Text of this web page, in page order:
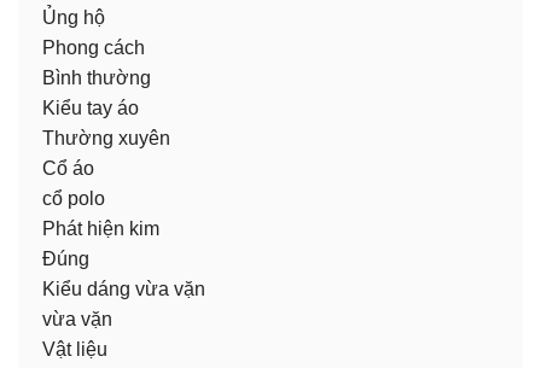
Ủng hộ
Phong cách
Bình thường
Kiểu tay áo
Thường xuyên
Cổ áo
cổ polo
Phát hiện kim
Đúng
Kiểu dáng vừa vặn
vừa vặn
Vật liệu